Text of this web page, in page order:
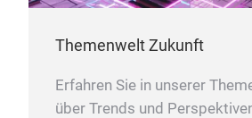
Themenwelt Zukunft
Erfahren Sie in unserer
über Trends und